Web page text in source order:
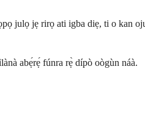
julọ jẹ rirọ ati igba diẹ, ti o kan
abẹ́rẹ́ fúnra rẹ̀ dípò oògùn náà.